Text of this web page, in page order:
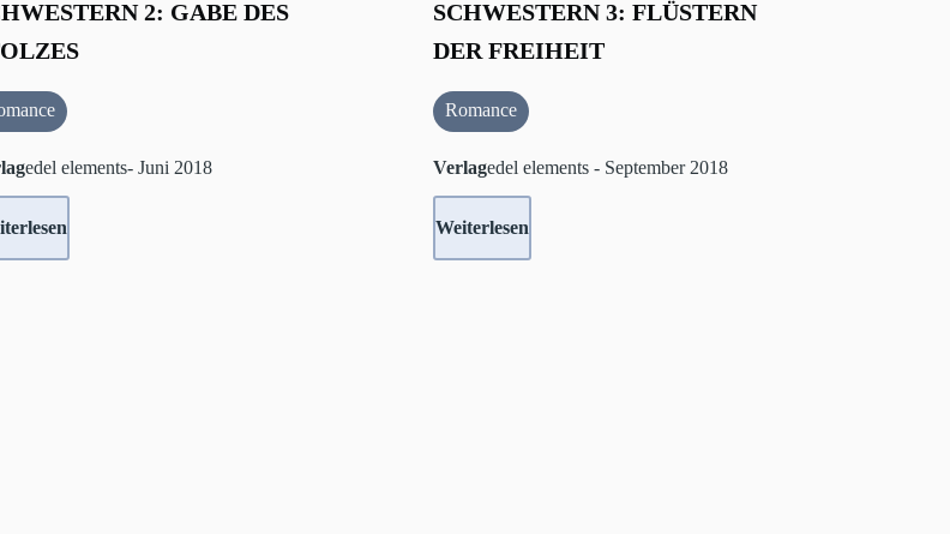
2: GABE DES
edel elements- Juni 2018
SCHWESTERN 3: FLÜSTERN
DER FREIHEIT
Romance
Verlagedel elements - September 2018
Weiterlesen